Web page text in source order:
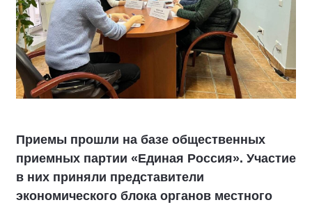
Приемы прошли на базе общественных
приемных партии «Единая Россия». Участие
в них приняли представители
экономического блока органов местного